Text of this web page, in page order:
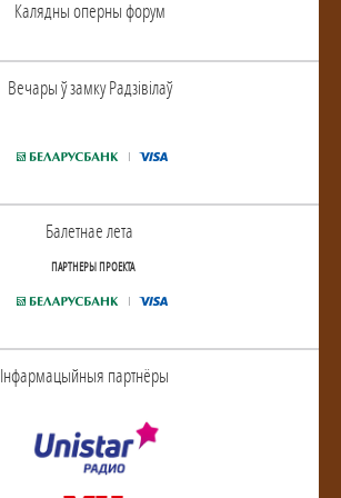
Калядны оперны форум
Вечары ў замку Радзiвiлаў
Балетнае лета
ПАРТНЕРЫ ПРОЕКТА
Інфармацыйныя партнёры